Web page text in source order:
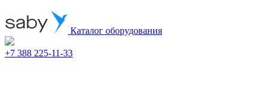
Каталог оборудования
+7 388 225-11-33